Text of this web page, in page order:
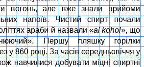
вогонь, але вже знали прийоми
напоїв. Чистий спирт почали
араби й назвали «аl kohol», що
Першу пляшку горiлки
у 860 році. За часiв середньовiччя у
навчилися добувати мiцнi спиртнi